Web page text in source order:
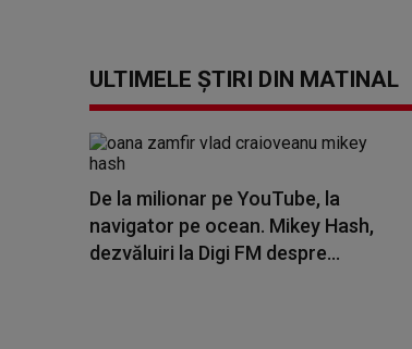
ULTIMELE ȘTIRI DIN MATINAL
De la milionar pe YouTube, la
navigator pe ocean. Mikey Hash,
dezvăluiri la Digi FM despre...